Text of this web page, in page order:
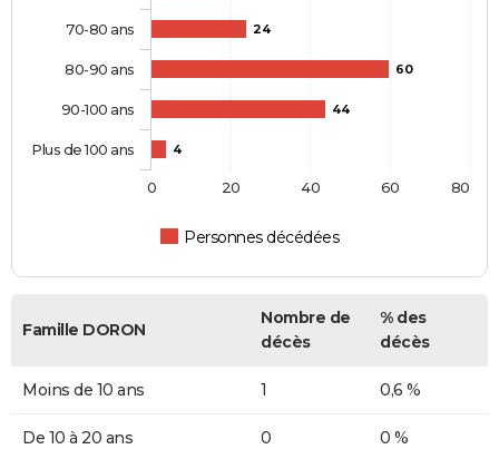
24
60
44
4
Personnes décédées
70-80 ans
80-90 ans
90-100 ans
Plus de 100 ans
0 20 40 60 80
Famille DORON
Nombre de
décès
% des
décès
Moins de 10 ans 1 0,6 %
De 10 à 20 ans 0 0 %